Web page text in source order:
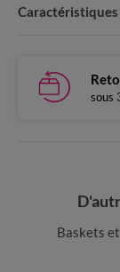
sous
Baskets